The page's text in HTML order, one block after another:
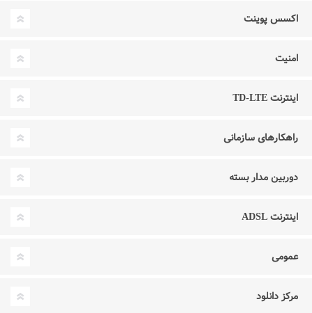
اکسس پوینت
امنیت
اینترنت TD-LTE
راهکارهای سازمانی
دوربین مدار بسته
اینترنت ADSL
عمومی
مرکز دانلود